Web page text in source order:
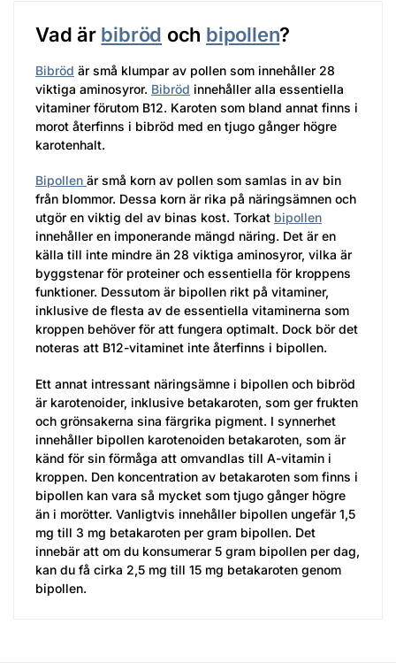
Vad är bibröd och bipollen?
Bibröd är små klumpar av pollen som innehåller 28
viktiga aminosyror. Bibröd innehåller alla essentiella
vitaminer förutom B12. Karoten som bland annat finns i
morot återfinns i bibröd med en tjugo gånger högre
karotenhalt.
Bipollen är små korn av pollen som samlas in av bin
från blommor. Dessa korn är rika på näringsämnen och
utgör en viktig del av binas kost. Torkat bipollen
innehåller en imponerande mängd näring. Det är en
källa till inte mindre än 28 viktiga aminosyror, vilka är
byggstenar för proteiner och essentiella för kroppens
funktioner. Dessutom är bipollen rikt på vitaminer,
inklusive de flesta av de essentiella vitaminerna som
kroppen behöver för att fungera optimalt. Dock bör det
noteras att B12-vitaminet inte återfinns i bipollen.
Ett annat intressant näringsämne i bipollen och bibröd
är karotenoider, inklusive betakaroten, som ger frukten
och grönsakerna sina färgrika pigment. I synnerhet
innehåller bipollen karotenoiden betakaroten, som är
känd för sin förmåga att omvandlas till A-vitamin i
kroppen. Den koncentration av betakaroten som finns i
bipollen kan vara så mycket som tjugo gånger högre
än i morötter. Vanligtvis innehåller bipollen ungefär 1,5
mg till 3 mg betakaroten per gram bipollen. Det
innebär att om du konsumerar 5 gram bipollen per dag,
kan du få cirka 2,5 mg till 15 mg betakaroten genom
bipollen.